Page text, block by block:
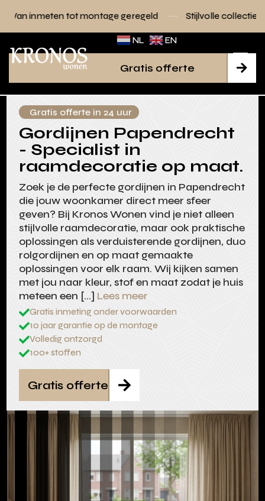
montage geregeld Stijlvolle collecties voor elk interieur
NL EN

Gratis offerte
Gratis offerte in 24 uur
Gordijnen Papendrecht
- Specialist in
raamdecoratie op maat.
Zoek je de perfecte gordijnen in Papendrecht
die jouw woonkamer direct meer sfeer
geven? Bij Kronos Wonen vind je niet alleen
stijlvolle raamdecoratie, maar ook praktische
oplossingen als verduisterende gordijnen, duo
rolgordijnen en op maat gemaakte
oplossingen voor elk raam. Wij kijken samen
met jou naar kleur, stof en maat zodat je huis
meteen een […] Lees meer
Gratis inmeting onder voorwaarden
10 jaar garantie op de montage
Volledig ontzorgd
100+ stoffen

Gratis offerte